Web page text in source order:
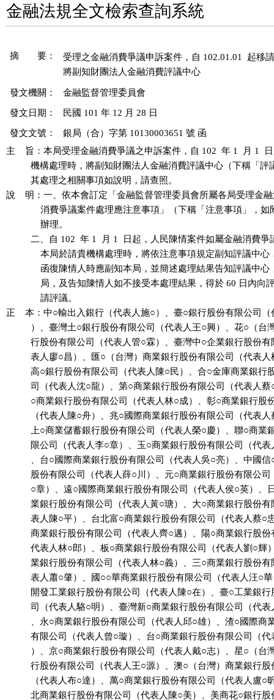
金融法規全文檢索查詢系統
摘 要：
受理之金融消費爭議申訴案件，自 102.01.01  起移
發文機關： 金融監督管理委員會
發文日期： 民國 101 年 12 月 28 日
發文文號：
銀局（合）字第 10130003651 號 函
主    旨：本局受理金融消費爭議之申訴案件，自 102  年 1  月 1
機構處理時，將副知財團法人金融消費評議中心（下稱「
          其處理之相關事項如說明，請查照。
說    明：一、依本會訂定「金融監督管理委員會所屬各局受理金
消費爭議案件處理應注意事項」（下稱「注意事項」，
              辦理。
二、自 102  年 1  月 1  日起，人民陳情案件如屬金融消費
本局於請貴機構處理時，將依注意事項規定副知評議中
函復陳情人時應副知本局，並簡述處理結果告知評議中
局，及告知陳情人如不接受本處理結果，得於 60 日內向
              請評議。
正    本：中○輸出入銀行（代表人施○）、臺○銀行股份有限公司（
）、臺灣土○銀行股份有限公司（代表人王○興）、花○（台
行股份有限公司（代表人管○霖）、臺灣中○企業銀行股份
表人廖○昌）、匯○（台灣）商業銀行股份有限公司（代表
高○銀行股份有限公司（代表人陳○民）、合○金庫商業銀行
司（代表人沈○龍）、第○商業銀行股份有限公司（代表人
○商業銀行股份有限公司（代表人林○成）、彰○商業銀行股
（代表人陳○舟）、兆○國際商業銀行股份有限公司（代表
上○商業儲蓄銀行股份有限公司（代表人榮○慶）、聯○商業
限公司（代表人李○章）、玉○商業銀行股份有限公司（代
、台○國際商業銀行股份有限公司（代表人吳○亮）、中國
股份有限公司（代表人薛○川）、元○商業銀行股份有限公
○章）、遠○國際商業銀行股份有限公司（代表人侯○英）、
業銀行股份有限公司（代表人黃○瑭）、大○商業銀行股份
表人陳○平）、台北富○商業銀行股份有限公司（代表人蔡○
商業銀行股份有限公司（代表人齊○邁）、陽○商業銀行股
代表人林○郎）、板○商業銀行股份有限公司（代表人劉○輝
業銀行股份有限公司（代表人林○義）、三○商業銀行股份
表人蕭○肇）、國○○華商業銀行股份有限公司（代表人汪○
開發工業銀行股份有限公司（代表人陳○在）、臺○工業銀
司（代表人駱○明）、臺灣新○商業銀行股份有限公司（代
、永○商業銀行股份有限公司（代表人邱○雄）、渣○國際商
有限公司（代表人曾○璇）、台○商業銀行股份有限公司（
）、京○商業銀行股份有限公司（代表人戴○志）、星○（台
行股份有限公司（代表人王○源）、澳○（台灣）商業銀行
（代表人布○達）、萬○商業銀行股份有限公司（代表人盧○
北商業銀行股份有限公司（代表人陳○美）、美商花○銀行